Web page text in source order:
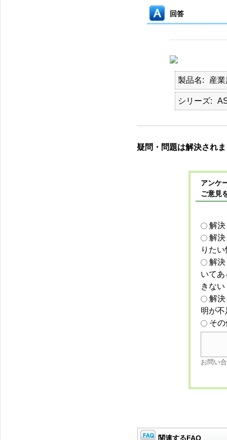
回答
製品名 産
シリーズ
疑問・問題は解決され
アンケ
ご意見
解
解
りた
解
いて
きない
解
明が
そ
お問い
関連するFAQ